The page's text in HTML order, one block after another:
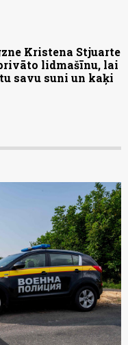
Kristena Stjuarte
lidmašīnu, lai
savu suni un kaķi